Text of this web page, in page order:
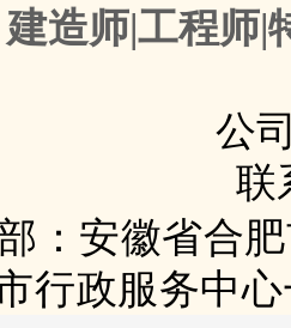
建造师|工程师|
公
联
：安徽省合
行政服务中